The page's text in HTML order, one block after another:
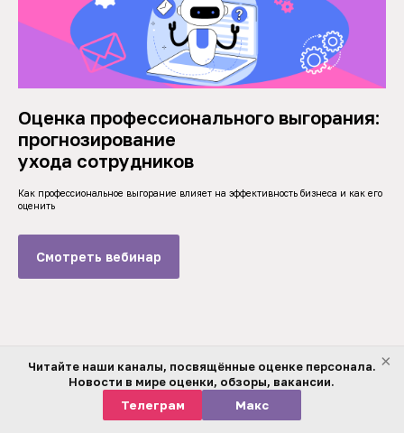
Оценка профессионального выгорания:
прогнозирование
ухода сотрудников
Как профессиональное выгорание влияет на эффективность бизнеса и как его
оценить
Смотреть вебинар
С нами Вы будете уверены
в точности принятых
решений
Читайте наши каналы, посвящённые оценке персонала.
Новости в мире оценки, обзоры, вакансии.
Телеграм
Макс
×